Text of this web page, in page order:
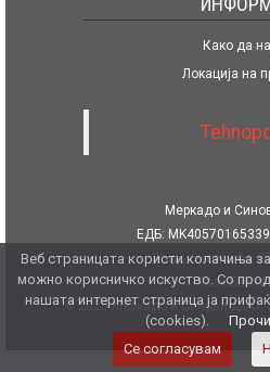
Како да
Локација на
Меркадо и
ЕДБ:
Жиро сметка бр.
Халк
© 2026 Меркадо и Синови ДОО.
Веб страницата користи колачиња
можно корисничко искуство. Со
нашата интернет страница ја
(cookies).
Се согласувам